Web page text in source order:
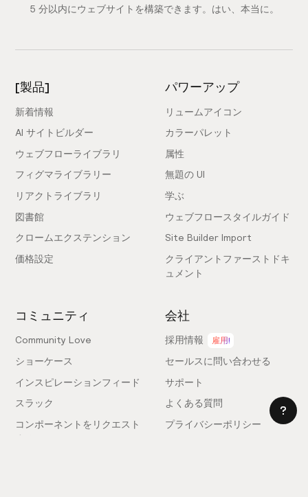
5 分以内にウェブサイトを構築できます。はい、本当に。
[製品]
新着情報
AI サイトビルダー
ウェブフローライブラリ
フィグマライブラリー
リアクトライブラリ
図書館
クロームエクステンション
価格設定
パワーアップ
リュームアイコン
カラーパレット
属性
無題の UI
学ぶ
ウェブフロースタイルガイド
Site Builder Import
クライアントファーストドキ
ュメント
コミュニティ
Community Love
ショーケース
インスピレーションフィード
スラック
コンポーネントをリクエスト
する
会社
採用情報 雇用!
セールスに問い合わせる
サポート
よくある質問
プライバシーポリシー